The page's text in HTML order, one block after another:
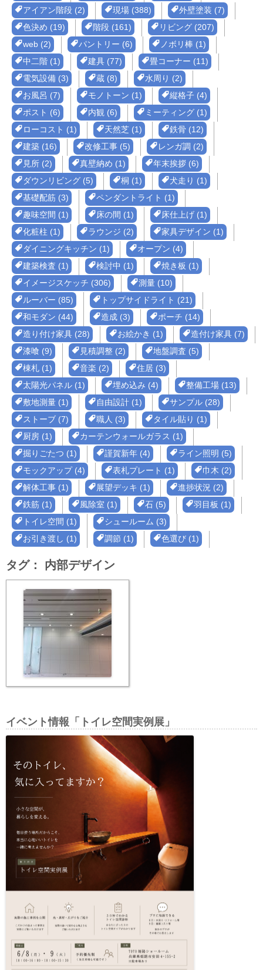
アイアン階段 (2) 現場 (388)
外壁塗装 (7)
色決め (19)
階段 (161)
リビング (207)
web (2)
パントリー (6)
ノボリ棒 (1)
中二階 (1)
建具 (77)
畳コーナー (11)
電気設備 (3)
蔵 (8)
水周り (2)
お風呂 (7)
モノトーン (1)
縦格子 (4)
ポスト (6)
内観 (6)
ミーティング (1)
ローコスト (1)
天然芝 (1)
鉄骨 (12)
建築 (16)
改修工事 (5)
レンガ調 (2)
見所 (2)
真壁納め (1)
年末挨拶 (6)
ダウンリビング (5)
桐 (1)
犬走り (1)
基礎配筋 (3)
ペンダントライト (1)
趣味空間 (1)
床の間 (1)
床仕上げ (1)
化粧柱 (1)
ラウンジ (2)
家具デザイン (1)
ダイニングキッチン (1)
オープン (4)
建築検査 (1)
検討中 (1)
焼き板 (1)
イメージスケッチ (306)
測量 (10)
ルーバー (85)
トップサイドライト (21)
和モダン (44)
造成 (3)
ポーチ (14)
造り付け家具 (28)
お絵かき (1)
造付け家具 (7)
漆喰 (9)
見積調整 (2)
地盤調査 (5)
棟札 (1)
音楽 (2)
住居 (3)
太陽光パネル (1)
埋め込み (4)
整備工場 (13)
敷地測量 (1)
自由設計 (1)
サンプル (28)
ストーブ (7)
職人 (3)
タイル貼り (1)
厨房 (1)
カーテンウォールガラス (1)
掘りごたつ (1)
謹賀新年 (4)
ライン照明 (5)
モックアップ (4)
表札プレート (1)
巾木 (2)
解体工事 (1)
展望デッキ (1)
進捗状況 (2)
鉄筋 (1)
風除室 (1) 石 (5)
羽目板 (1)
トイレ空間 (1)
シュールーム (3)
お引き渡し (1)
調節 (1) 色選び (1)
タグ： 内部デザイン
イベント情報「トイレ空間実例展」